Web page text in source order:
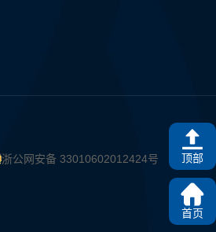
浙公网安备 33010602012424号 顶部
首页